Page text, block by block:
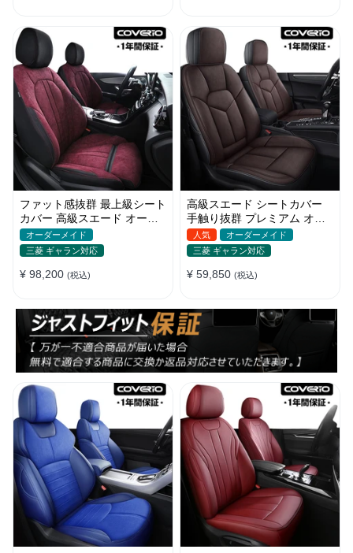
ファット感抜群 最上級シート
カバー 高級スエード オーダ
ーメイド防水仕様 全席セット
オーダーメイド
三菱 ギャラン対応
¥ 98,200 (税込)
高級スエード シートカバー
手触り抜群 プレミアム オー
ダーメイド 防水防汚 全席セ
ット
人気
オーダーメイド
三菱 ギャラン対応
¥ 59,850 (税込)